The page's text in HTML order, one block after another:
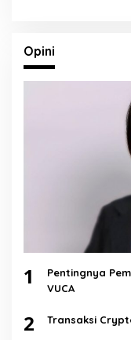
Opini
1
Pentingnya
VUCA
2 Transaksi